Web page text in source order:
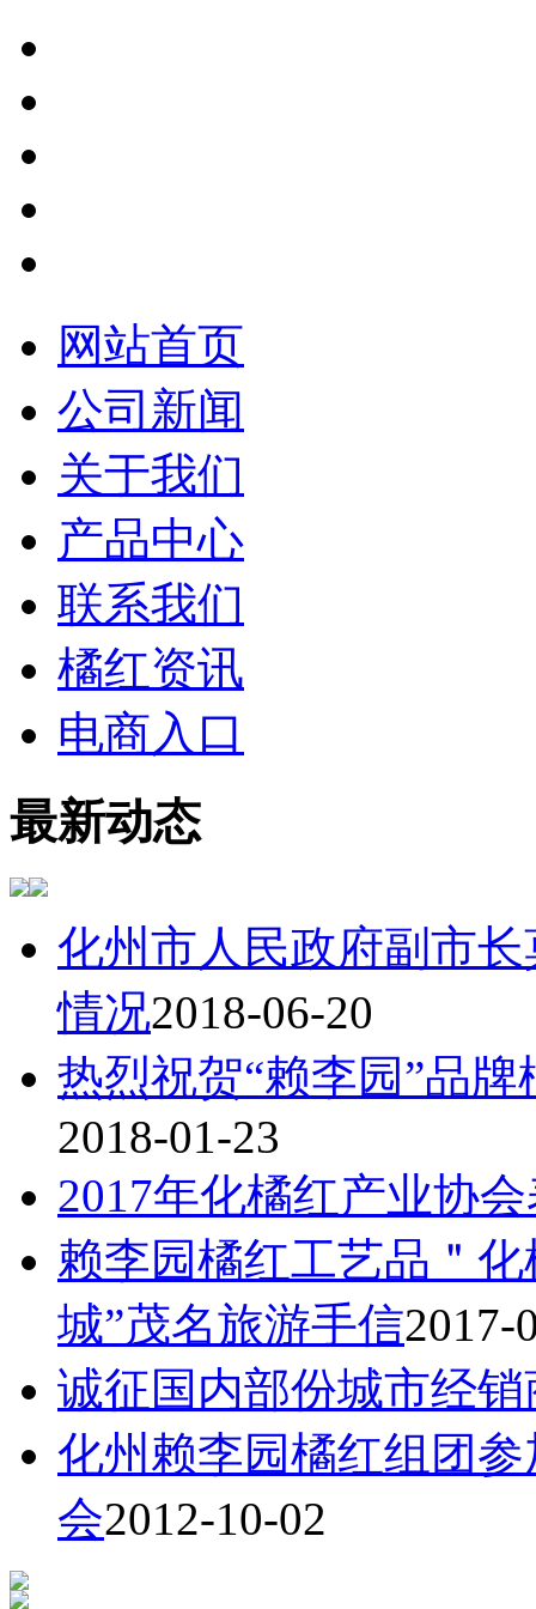
网站首页
公司新闻
关于我们
产品中心
联系我们
橘红资讯
电商入口
最新动态
化州市人民政府副市
情况2018-06-20
热烈祝贺“赖李园”品
2018-01-23
2017年化橘红产业协
赖李园橘红工艺品＂
城”茂名旅游手信2017-
诚征国内部份城市经
化州赖李园橘红组团
会2012-10-02